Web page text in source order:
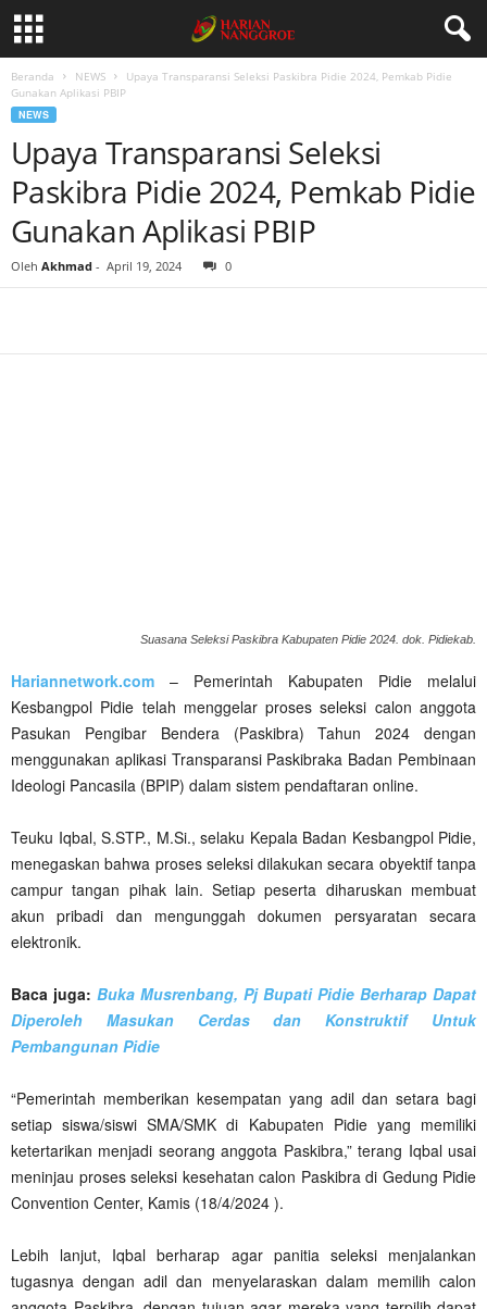
Beranda NEWS
Upaya Transparansi Seleksi Paskibra Pidie 2024, Pemkab Pidie
Gunakan Aplikasi PBIP
NEWS
Upaya Transparansi Seleksi
Paskibra Pidie 2024, Pemkab Pidie
Gunakan Aplikasi PBIP
Oleh Akhmad - April 19, 2024 0
Suasana Seleksi Paskibra Kabupaten Pidie 2024. dok. Pidiekab.
Hariannetwork.com – Pemerintah Kabupaten Pidie melalui
Kesbangpol Pidie telah menggelar proses seleksi calon anggota
Pasukan Pengibar Bendera (Paskibra) Tahun 2024 dengan
menggunakan aplikasi Transparansi Paskibraka Badan Pembinaan
Ideologi Pancasila (BPIP) dalam sistem pendaftaran online.
Teuku Iqbal, S.STP., M.Si., selaku Kepala Badan Kesbangpol Pidie,
menegaskan bahwa proses seleksi dilakukan secara obyektif tanpa
campur tangan pihak lain. Setiap peserta diharuskan membuat
akun pribadi dan mengunggah dokumen persyaratan secara
elektronik.
Baca juga: Buka Musrenbang, Pj Bupati Pidie Berharap Dapat
Diperoleh Masukan Cerdas dan Konstruktif Untuk
Pembangunan Pidie
“Pemerintah memberikan kesempatan yang adil dan setara bagi
setiap siswa/siswi SMA/SMK di Kabupaten Pidie yang memiliki
ketertarikan menjadi seorang anggota Paskibra,” terang Iqbal usai
meninjau proses seleksi kesehatan calon Paskibra di Gedung Pidie
Convention Center, Kamis (18/4/2024 ).
Lebih lanjut, Iqbal berharap agar panitia seleksi menjalankan
tugasnya dengan adil dan menyelaraskan dalam memilih calon